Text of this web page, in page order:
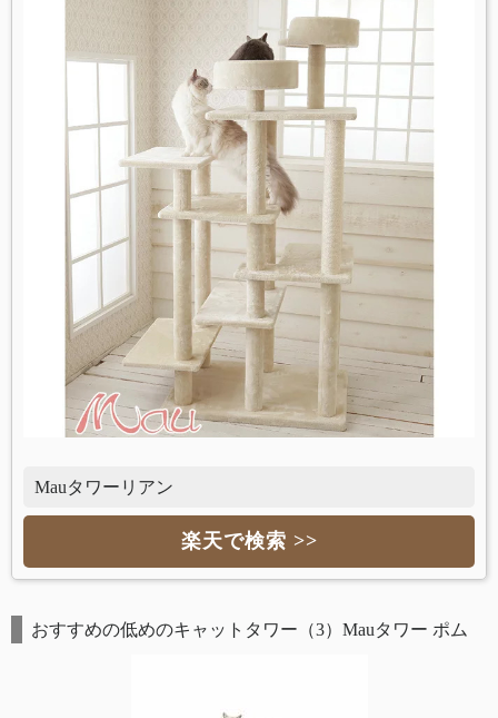
Mauタワーリアン
楽天で検索 >>
おすすめの低めのキャットタワー（3）Mauタワー ポム